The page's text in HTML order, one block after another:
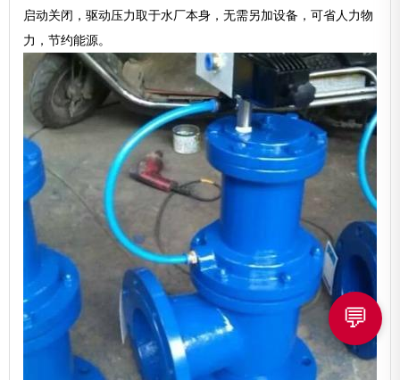
启动关闭，驱动压力取于水厂本身，无需另加设备，可省人力物
力，节约能源。
💬